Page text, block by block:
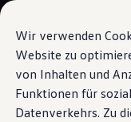
Wir verwenden
Website zu
von Inhalten und
Funktionen für
Datenverkehrs. Zu
Zum
Hauptinhalt
springen
Zum
Footer
springen
Ihre
Beratung und
Aktuelle
Sofort